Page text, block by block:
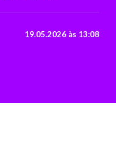
19.05.2026 às 13:08